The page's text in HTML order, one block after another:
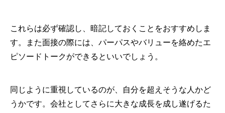
これらは必ず確認し、暗記しておくことをおすすめしま
す。また面接の際には、パーパスやバリューを絡めたエ
ピソードトークができるといいでしょう。
同じように重視しているのが、自分を超えそうな人かど
うかです。会社としてさらに大きな成長を成し遂げるた